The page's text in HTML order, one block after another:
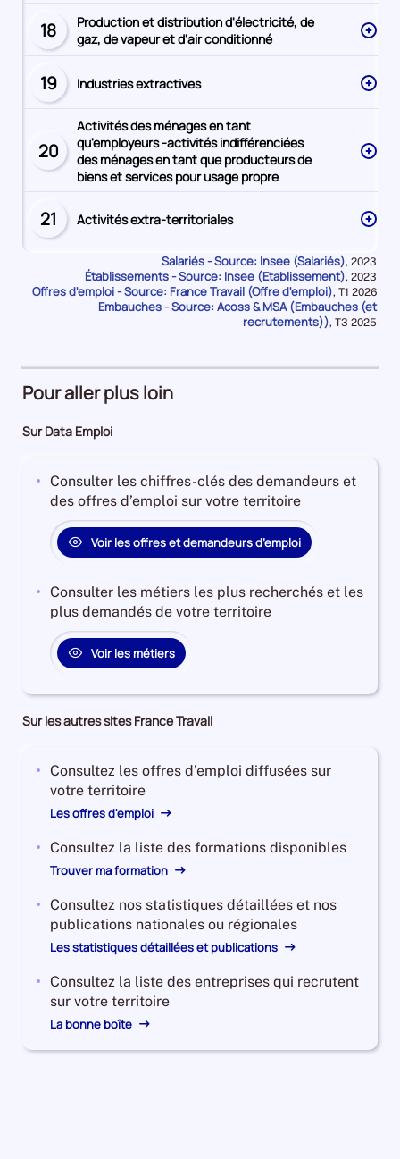
Secteur
numéro
18
Production et distribution d'électricité, de
gaz, de vapeur et d'air conditionné
Secteur
numéro
19 Industries extractives
Secteur
numéro
20
Activités des ménages en tant
qu'employeurs -activités indifférenciées
des ménages en tant que producteurs de
biens et services pour usage propre
Secteur
numéro
21 Activités extra-territoriales
Salariés - Source: Insee (Salariés), Données
pour
la
période
2023
Établissements - Source: Insee (Etablissement), Données
pour
la
période
2023
Offres d'emploi - Source: France Travail (Offre d'emploi), Données
pour
la
T1 2026
Embauches - Source: Acoss & MSA (Embauches (et
recrutements)), Données
T3 2025
Pour aller plus loin
Sur Data Emploi
Consulter les chiffres-clés des demandeurs et
des offres d’emploi sur votre territoire
Voir les offres et demandeurs d’emploi
Consulter les métiers les plus recherchés et les
plus demandés de votre territoire
Voir les métiers
Sur les autres sites France Travail
Consultez les offres d’emploi diffusées sur
votre territoire
Les offres d'emploi
Consultez la liste des formations disponibles
Trouver ma formation
Consultez nos statistiques détaillées et nos
publications nationales ou régionales
Les statistiques détaillées et publications
Consultez la liste des entreprises qui recrutent
sur votre territoire
La bonne boîte